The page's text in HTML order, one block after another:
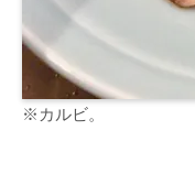
※カルビ。